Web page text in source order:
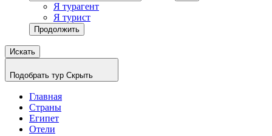
Я турагент
Я турист
Продолжить
Искать
Подобрать тур Скрыть
Главная
Страны
Египет
Отели